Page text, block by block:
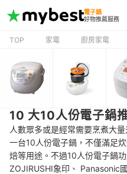
電子鍋
好物推薦服務
TOP 家電 廚房家電
10 大10人份電子鍋
人數眾多或是經常需要烹煮大
一台10人份電子鍋，不僅滿足
焙等用途。不過10人份電子鍋
ZOJIRUSHI象印、 Panasonic